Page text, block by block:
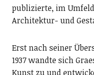
publizierte, im
Architektur- und
Erst nach seiner
1937 wandte sich
Kunst zu und